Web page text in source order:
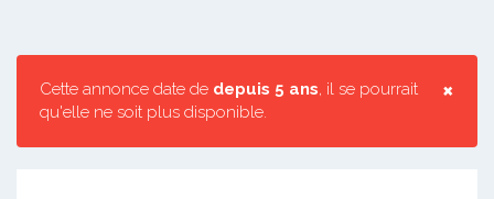
×
Cette annonce date de depuis 5 ans, il se pourrait
qu'elle ne soit plus disponible.